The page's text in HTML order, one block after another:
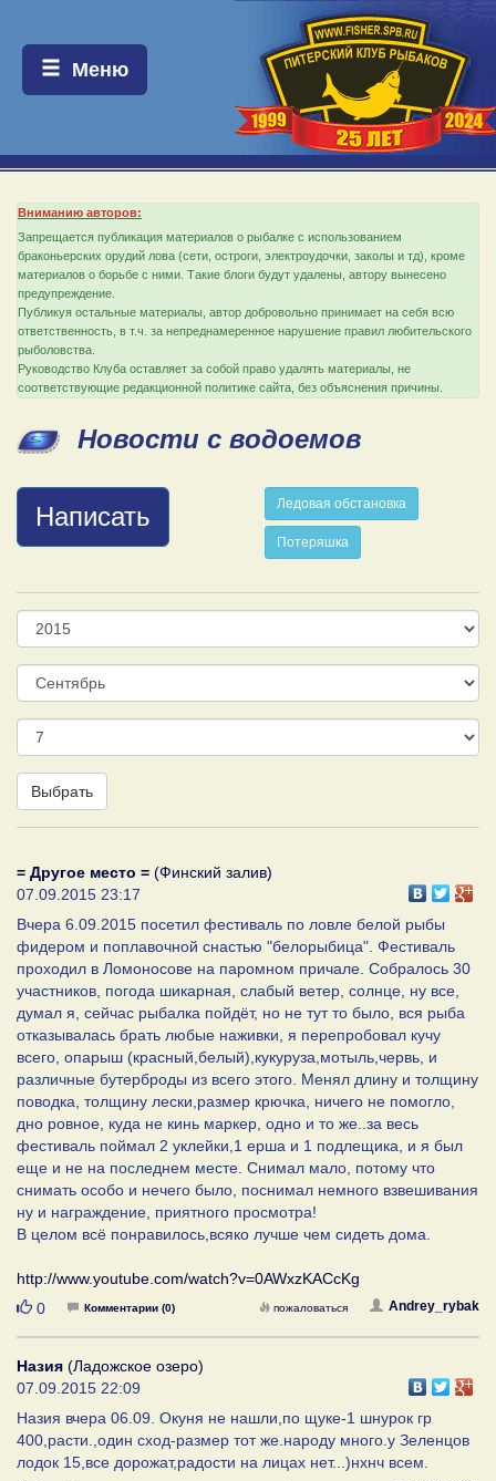
Меню:
Меню
Вниманию авторов:
Запрещается публикация материалов о рыбалке с использованием
браконьерских орудий лова (сети, остроги, электроудочки, заколы и тд), кроме
материалов о борьбе с ними. Такие блоги будут удалены, автору вынесено
предупреждение.
Публикуя остальные материалы, автор добровольно принимает на себя всю
ответственность, в т.ч. за непреднамеренное нарушение правил любительского
рыболовства.
Руководство Клуба оставляет за собой право удалять материалы, не
соответствующие редакционной политике сайта, без объяснения причины.
Новости с водоемов
Написать Ледовая обстановка
Потеряшка
Год
Месяц
День
Выбрать
= Другое место = (Финский залив)
07.09.2015 23:17
Вчера 6.09.2015 посетил фестиваль по ловле белой рыбы
фидером и поплавочной снастью "белорыбица". Фестиваль
проходил в Ломоносове на паромном причале. Собралось 30
участников, погода шикарная, слабый ветер, солнце, ну все,
думал я, сейчас рыбалка пойдёт, но не тут то было, вся рыба
отказывалась брать любые наживки, я перепробовал кучу
всего, опарыш (красный,белый),кукуруза,мотыль,червь, и
различные бутерброды из всего этого. Менял длину и толщину
поводка, толщину лески,размер крючка, ничего не помогло,
дно ровное, куда не кинь маркер, одно и то же..за весь
фестиваль поймал 2 уклейки,1 ерша и 1 подлещика, и я был
еще и не на последнем месте. Снимал мало, потому что
снимать особо и нечего было, поснимал немного взвешивания
ну и награждение, приятного просмотра!
В целом всё понравилось,всяко лучше чем сидеть дома.
http://www.youtube.com/watch?v=0AWxzKACcKg
Нравится
0 Комментарии (0) Andrey_rybak
пожаловаться
Назия (Ладожское озеро)
07.09.2015 22:09
Назия вчера 06.09. Окуня не нашли,по щуке-1 шнурок гр
400,расти.,один сход-размер тот же.народу много.у Зеленцов
лодок 15,все дорожат,радости на лицах нет...)нхнч всем.